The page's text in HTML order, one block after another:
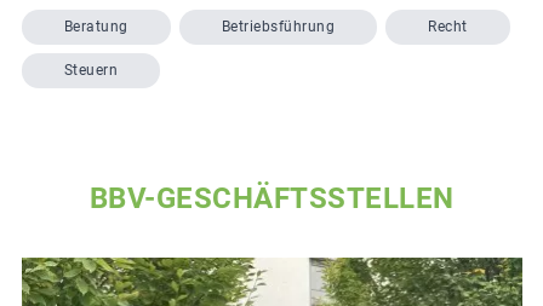
Beratung Betriebsführung Recht
Steuern
BBV-GESCHÄFTSSTELLEN